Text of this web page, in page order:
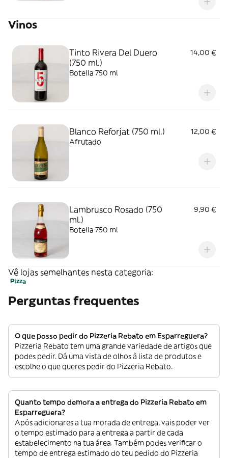
Vinos
Tinto Rivera Del Duero
(750 ml.)
14,00 €
Botella 750 ml
Blanco Reforjat (750 ml.)
12,00 €
Afrutado
Lambrusco Rosado (750
ml.)
9,90 €
Botella 750 ml
Vê lojas semelhantes nesta categoria:
Pizza
Perguntas frequentes
O que posso pedir do Pizzeria Rebato em Esparreguera?
Pizzeria Rebato tem uma grande variedade de artigos que
podes pedir. Dá uma vista de olhos à lista de produtos e
escolhe o que queres pedir do Pizzeria Rebato.
Quanto tempo demora a entrega do Pizzeria Rebato em
Esparreguera?
Após adicionares a tua morada de entrega, vais poder ver
o tempo estimado para a entrega a partir de cada
estabelecimento na tua área. Também podes verificar o
tempo de entrega estimado do teu pedido do Pizzeria